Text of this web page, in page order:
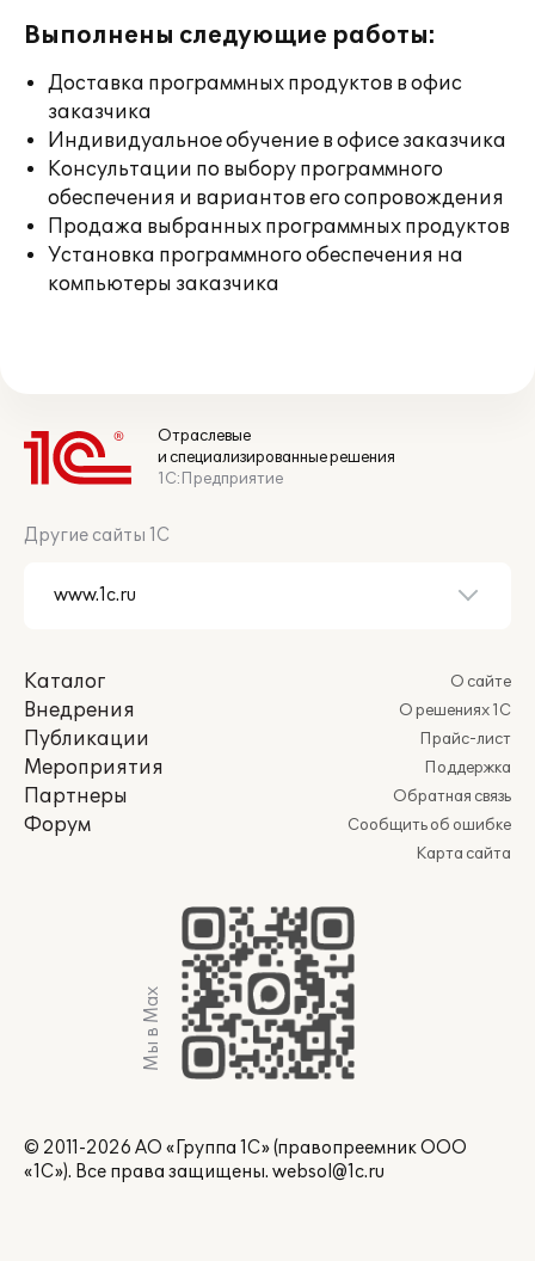
Выполнены следующие работы:
Доставка программных продуктов в офис
заказчика
Индивидуальное обучение в офисе заказчика
Консультации по выбору программного
обеспечения и вариантов его сопровождения
Продажа выбранных программных продуктов
Установка программного обеспечения на
компьютеры заказчика
Отраслевые
и специализированные решения
1С:Предприятие
Другие сайты 1С
Каталог
Внедрения
Публикации
Мероприятия
Партнеры
Форум
О сайте
О решениях 1С
Прайс-лист
Поддержка
Обратная связь
Сообщить об ошибке
Карта сайта
Мы в Max
© 2011-2026 АО «Группа 1С» (правопреемник ООО
«1С»). Все права защищены. websol@1c.ru